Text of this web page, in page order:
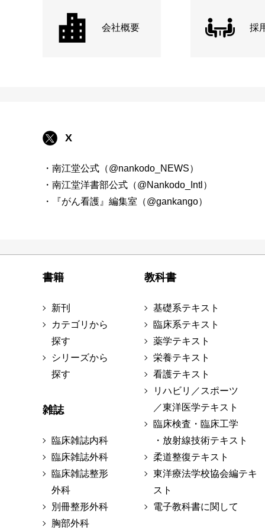
会社概要 採
X
・南江堂公式（@nankodo_NEWS）
・南江堂洋書部公式（@Nankodo_Intl）
・『がん看護』編集室（@gankango）
書籍
新刊
カテゴリから
探す
シリーズから
探す
雑誌
臨床雑誌内科
臨床雑誌外科
臨床雑誌整形
外科
別冊整形外科
胸部外科
教科書
基礎系テキスト
臨床系テキスト
薬学テキスト
栄養テキスト
看護テキスト
リハビリ／スポーツ
／東洋医学テキスト
臨床検査・臨床工学
・放射線技術テキスト
柔道整復テキスト
東洋療法学校協会編テキ
スト
電子教科書に関して